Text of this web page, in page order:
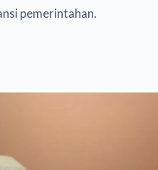
pemerintahan.